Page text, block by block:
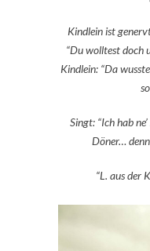
Kindlein ist
“Du wolltest doch
Kindlein: “Da
Singt: “Ich hab
Döner…
“L. aus der